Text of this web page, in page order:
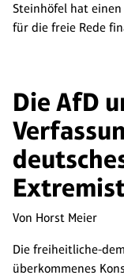
Steinhöfel hat
für die freie Rede
Die AfD
Von Horst Meier
Die freiheitliche-
überkommenes